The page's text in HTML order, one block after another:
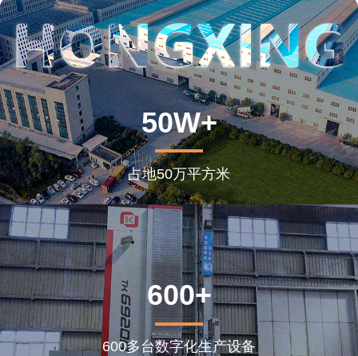
50W+
占地50万平方米
600+
600多台数字化生产设备